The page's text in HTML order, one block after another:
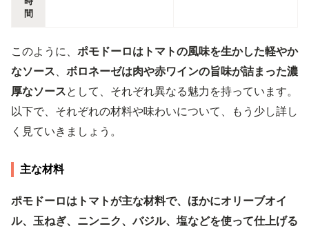
間
このように、 ポモドーロはトマトの風味を生かした軽やか
なソース、 ボロネーゼは肉や赤ワインの旨味が詰まった濃
厚なソースとして、それぞれ異なる魅力を持っています。
以下で、それぞれの材料や味わいについて、もう少し詳し
く見ていきましょう。
主な材料
ポモドーロはトマトが主な材料で、ほかにオリーブオイ
ル、玉ねぎ、ニンニク、バジル、塩などを使って仕上げる